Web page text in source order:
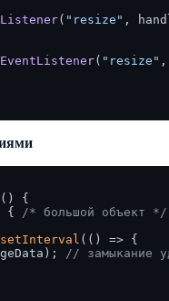
( "resize" ,
( "resize" ,
( ) {
{ /* большой объект */
setInterval ( () => {
// замыкание